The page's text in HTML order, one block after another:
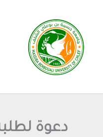
المحتوى
دعوة